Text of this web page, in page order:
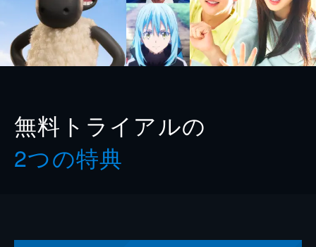
無料トライアルの
2つの特典